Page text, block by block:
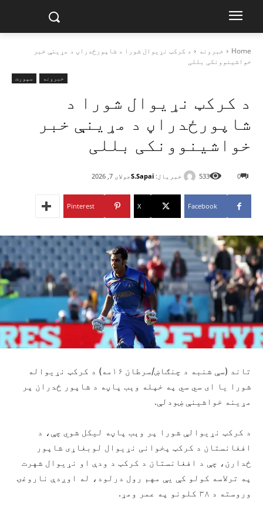
Home خبرونه
د کرکټ نړیوال شورا د شاپورځدراڼ د مړینې خبر
خواشینوونکی بللی
خبرونه سپورت
د کرکټ نړیوال شورا د
شاپورځدراڼ د مړینې خبر
خواشینوونکی بللی
خبریال: S.Sapaiجولای 7, 2026 0
533
Facebook
X
Pinterest
تاند (سې شنبه د چنګاښ/سرطان ۱۶مه) د کرکټ نړیواله
شورا یا ای سي سي په خپله وېب پاڼه د شاپور ځدران پر
مړینه خواشینې ښودلې.
د کرکټ نړیوالې شورا پر وېب پاڼه لیکل شوي چې، د
افغانستان د کرکټ پخوانی نړیوال لوبغاړی شاپور
ځدارن، چې د افغانستان د کرکټ د ودې او نړیوال شهرت
په ترلاسه کولو کې یې مهم رول درلود، له اوږدې ناروغۍ
وروسته د ۳۸ کلونو په عمر ومړ.